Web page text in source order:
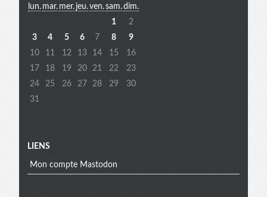
extra
lun. mar. mer. jeu.ven.sam.dim.
1
2
3
4 5 6 7 8
9
10
11 12 13 14 15
16
17
18 19 20 21 22
23
24
25 26 27 28 29
30
31
LIENS
Mon compte Mastodon